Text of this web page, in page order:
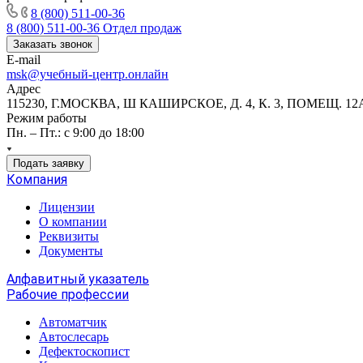
8 (800) 511-00-36
8 (800) 511-00-36 Отдел продаж
Заказать звонок
E-mail
msk@учебный-центр.онлайн
Адрес
115230, Г.МОСКВА, Ш КАШИРСКОЕ, Д. 4, К. 3, ПОМЕЩ.
Режим работы
Пн. – Пт.: с 9:00 до 18:00
Подать заявку
Компания
Лицензии
О компании
Реквизиты
Документы
Алфавитный указатель
Рабочие профессии
Автоматчик
Автослесарь
Дефектоскопист